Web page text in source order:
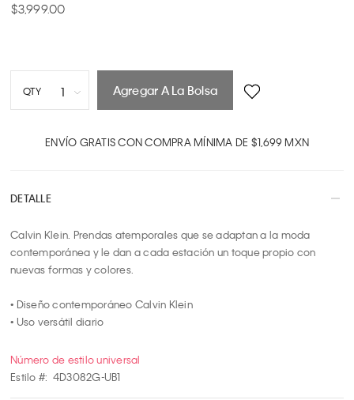
3,999.00
QTY 1
5
7
10
Agregar A La Bolsa
ENVÍO GRATIS CON COMPRA MÍNIMA DE $1,699 MXN
DETALLE
Calvin Klein. Prendas atemporales que se adaptan a la moda
contemporánea y le dan a cada estación un toque propio con
nuevas formas y colores.
• Diseño contemporáneo Calvin Klein
• Uso versátil diario
Número de estilo universal
Estilo #: 4D3082G-UB1